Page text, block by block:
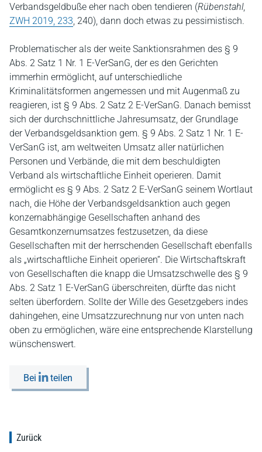
Verbandsgeldbuße eher nach oben tendieren (Rübenstahl,
ZWH 2019, 233, 240), dann doch etwas zu pessimistisch.
Problematischer als der weite Sanktionsrahmen des § 9
Abs. 2 Satz 1 Nr. 1 E-VerSanG, der es den Gerichten
immerhin ermöglicht, auf unterschiedliche
Kriminalitätsformen angemessen und mit Augenmaß zu
reagieren, ist § 9 Abs. 2 Satz 2 E-VerSanG. Danach bemisst
sich der durchschnittliche Jahresumsatz, der Grundlage
der Verbandsgeldsanktion gem. § 9 Abs. 2 Satz 1 Nr. 1 E-
VerSanG ist, am weltweiten Umsatz aller natürlichen
Personen und Verbände, die mit dem beschuldigten
Verband als wirtschaftliche Einheit operieren. Damit
ermöglicht es § 9 Abs. 2 Satz 2 E-VerSanG seinem Wortlaut
nach, die Höhe der Verbandsgeldsanktion auch gegen
konzernabhängige Gesellschaften anhand des
Gesamtkonzernumsatzes festzusetzen, da diese
Gesellschaften mit der herrschenden Gesellschaft ebenfalls
als „wirtschaftliche Einheit operieren“. Die Wirtschaftskraft
von Gesellschaften die knapp die Umsatzschwelle des § 9
Abs. 2 Satz 1 E-VerSanG überschreiten, dürfte das nicht
selten überfordern. Sollte der Wille des Gesetzgebers indes
dahingehen, eine Umsatzzurechnung nur von unten nach
oben zu ermöglichen, wäre eine entsprechende Klarstellung
wünschenswert.
Bei teilen
Zurück